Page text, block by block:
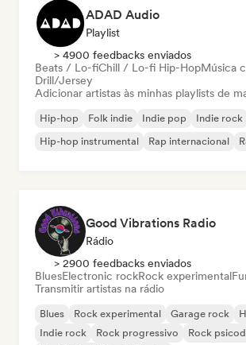
ADAD Audio
Playlist
> 4900 feedbacks enviados
Beats / Lo-fiChill / Lo-fi Hip-HopMúsica
Drill/Jersey
Adicionar artistas às minhas playlists de
Hip-hop Folk indie Indie pop Indie rock
Hip-hop instrumental
Rap internacional
Good Vibrations Radio
Rádio
> 2900 feedbacks enviados
BluesElectronic rockRock experimental
Transmitir artistas na rádio
Blues Rock experimental Garage rock
Indie rock
Rock progressivo
Rock